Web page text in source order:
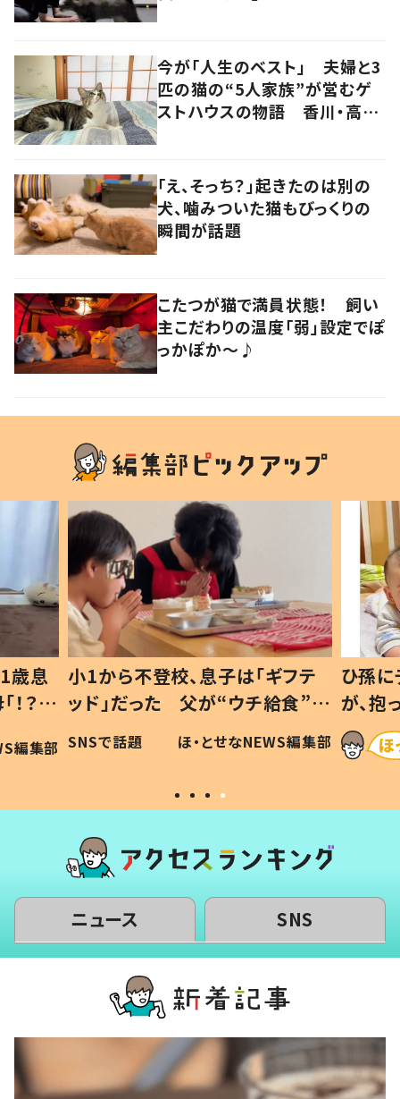
今が「人生のベスト」 夫婦と3
匹の猫の“5人家族”が営むゲ
ストハウスの物語 香川・高松
「え、そっち？」起きたのは別の
犬、噛みついた猫もびっくりの
瞬間が話題
こたつが猫で満員状態！ 飼い
主こだわりの温度「弱」設定でぽ
っかぽか～♪
フテ
食”を
編集部
ひ孫にデレデレな80歳じいじ
が、抱っこすると…ひ孫の反応に
「涙が出ました」「可愛くて仕方な
い」
ほ・とせなNEWS編集部
ニュース SNS